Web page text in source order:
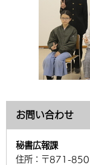
お問い合わせ
秘書広報課
住所： 〒871-